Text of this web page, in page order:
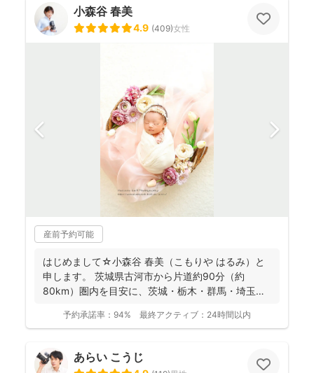
小森谷 春美
4.9 (409)女性
産前予約可能
はじめまして☆小森谷 春美（こもりや はるみ）と
申します。 茨城県古河市から片道約90分（約
80km）圏内を目安に、茨城・栃木・群馬・埼玉
予約承諾率： 94% 最終アクティブ： 24時間以内
あらい こうじ